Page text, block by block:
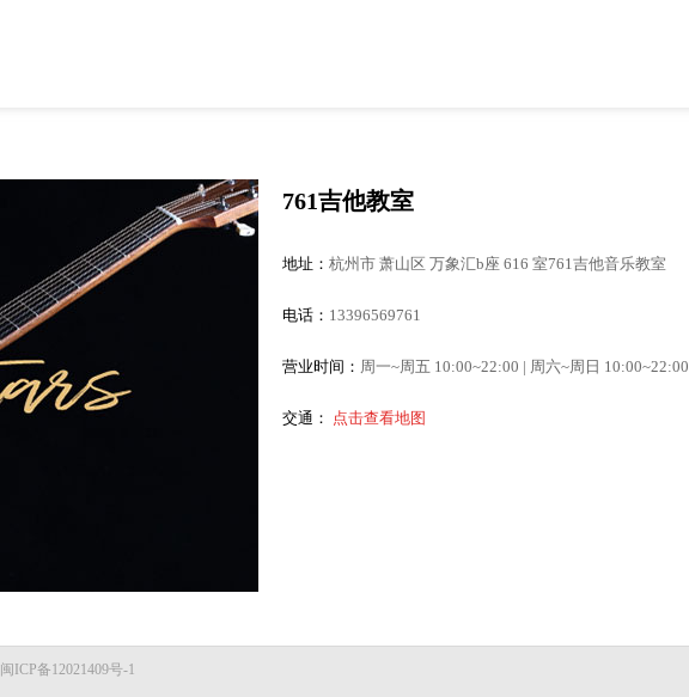
761吉他教室
地址： 杭州市 萧山区 万象汇b座 616 室761吉他音乐教室
电话： 13396569761
营业时间： 周一~周五 10:00~22:00 | 周六~周日 10:00~22:00
交通： 点击查看地图
闽ICP备12021409号-1